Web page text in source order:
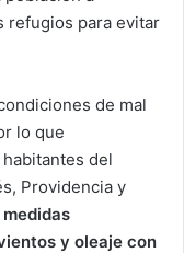
refugios para evitar
de mal
lo que
del
Providencia y
y oleaje con